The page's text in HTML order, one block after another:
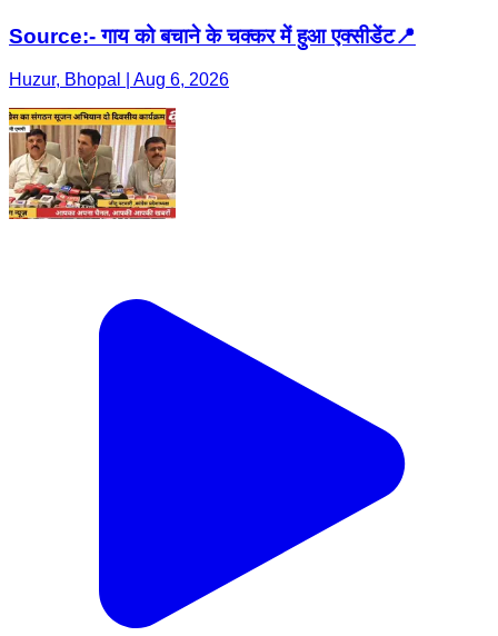
Source:- गाय को बचाने के चक्कर में हुआ एक्सीडेंट📍
Huzur, Bhopal | Aug 6, 2026